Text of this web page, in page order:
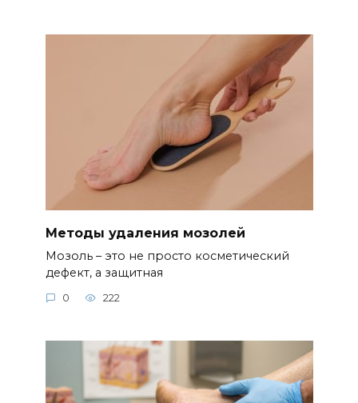
Методы удаления мозолей
Мозоль – это не просто косметический
дефект, а защитная
0 222